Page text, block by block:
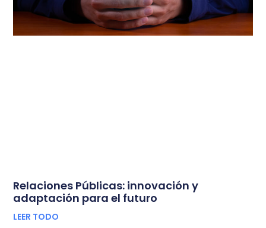
Relaciones Públicas: innovación y
adaptación para el futuro
LEER TODO